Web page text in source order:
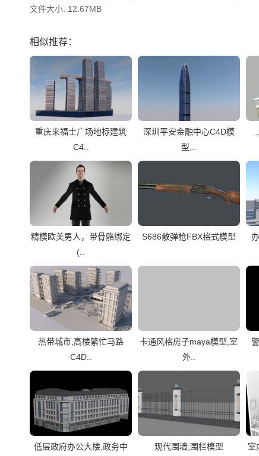
文件大小: 12.67MB
相似推荐：
重庆来福士广场地标建筑
C4..
深圳平安金融中心C4D模
型,..
精模欧美男人，带骨骼绑定
(..
S686散弹枪FBX格式模型
热带城市,高楼繁忙马路
C4D..
卡通风格房子maya模型,室
外..
低层政府办公大楼,政务中
现代围墙,围栏模型
室